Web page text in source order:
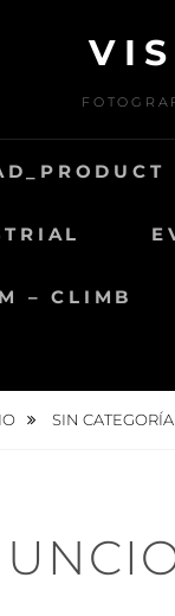
– CLIMB
SIN CATEGORÍA